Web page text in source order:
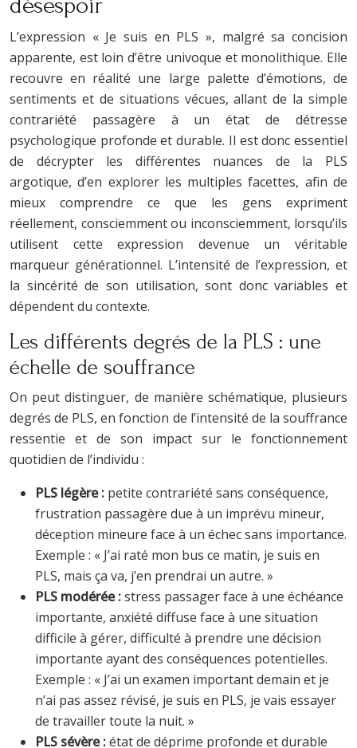
L’expression « Je suis en PLS », malgré sa concision
apparente, est loin d’être univoque et monolithique. Elle
recouvre en réalité une large palette d’émotions, de
sentiments et de situations vécues, allant de la simple
contrariété passagère à un état de détresse
psychologique profonde et durable. Il est donc essentiel
de décrypter les différentes nuances de la PLS
argotique, d’en explorer les multiples facettes, afin de
mieux comprendre ce que les gens expriment
réellement, consciemment ou inconsciemment, lorsqu’ils
utilisent cette expression devenue un véritable
marqueur générationnel. L’intensité de l’expression, et
la sincérité de son utilisation, sont donc variables et
dépendent du contexte.
Les différents degrés de la PLS : une
échelle de souffrance
On peut distinguer, de manière schématique, plusieurs
degrés de PLS, en fonction de l’intensité de la souffrance
ressentie et de son impact sur le fonctionnement
quotidien de l’individu :
PLS légère : petite contrariété sans conséquence,
frustration passagère due à un imprévu mineur,
déception mineure face à un échec sans importance.
Exemple : « J’ai raté mon bus ce matin, je suis en
PLS, mais ça va, j’en prendrai un autre. »
PLS modérée :stress passager face à une échéance
importante, anxiété diffuse face à une situation
difficile à gérer, difficulté à prendre une décision
importante ayant des conséquences potentielles.
Exemple : « J’ai un examen important demain et je
n’ai pas assez révisé, je suis en PLS, je vais essayer
de travailler toute la nuit. »
PLS sévère :état de déprime profonde et durable